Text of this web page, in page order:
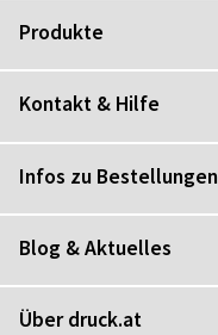
Produkte
Kontakt & Hilfe
Infos zu Bestellungen
Blog & Aktuelles
Über druck.at